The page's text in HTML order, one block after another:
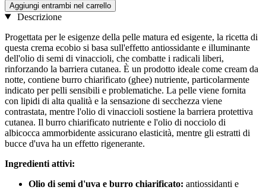
Aggiungi entrambi nel carrello
Descrizione
Progettata per le esigenze della pelle matura ed esigente, la ricetta di
questa crema ecobio si basa sull'effetto antiossidante e illuminante
dell'olio di semi di vinaccioli, che combatte i radicali liberi,
rinforzando la barriera cutanea. È un prodotto ideale come cream da
notte, contiene burro chiarificato (ghee) nutriente, particolarmente
indicato per pelli sensibili e problematiche. La pelle viene fornita
con lipidi di alta qualità e la sensazione di secchezza viene
contrastata, mentre l'olio di vinaccioli sostiene la barriera protettiva
cutanea. Il burro chiarificato nutriente e l'olio di nocciolo di
albicocca ammorbidente assicurano elasticità, mentre gli estratti di
bucce d'uva ha un effetto rigenerante.
Ingredienti attivi:
Olio di semi d'uva e burro chiarificato: antiossidanti e